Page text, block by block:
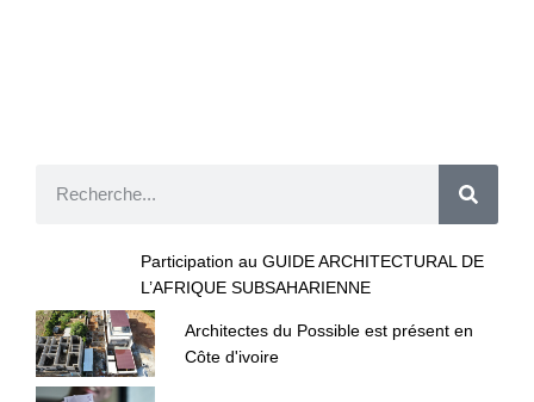
Participation au GUIDE ARCHITECTURAL DE
L’AFRIQUE SUBSAHARIENNE
Architectes du Possible est présent en
Côte d'ivoire